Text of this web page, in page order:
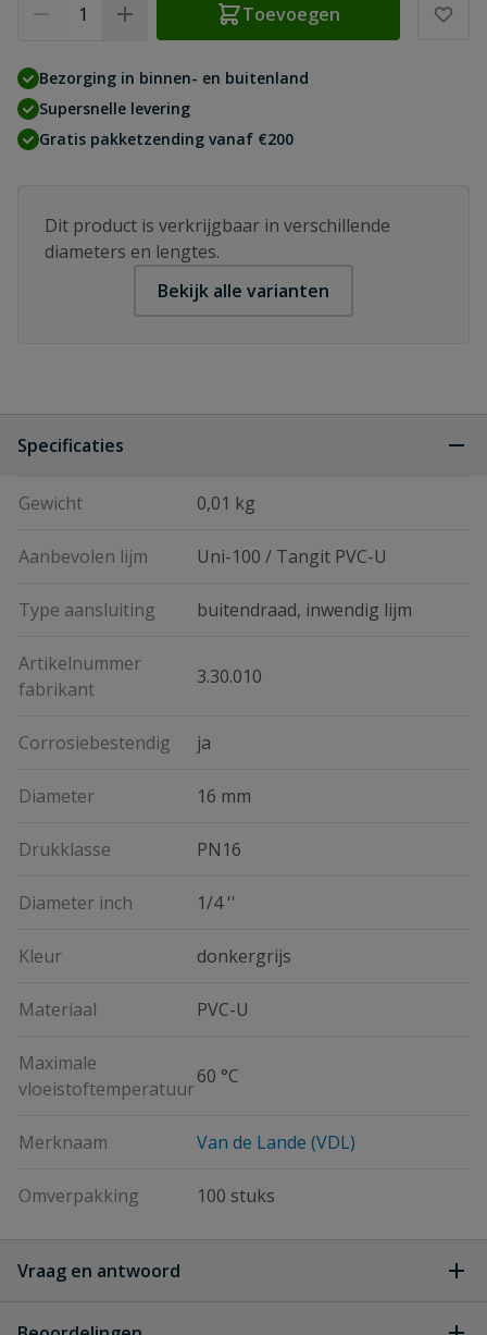
Toevoegen
Bezorging in binnen- en buitenland
Supersnelle levering
Gratis pakketzending vanaf €200
Dit product is verkrijgbaar in verschillende
diameters en lengtes.
Bekijk alle varianten
Specificaties
Gewicht 0,01 kg
Aanbevolen lijm Uni-100 / Tangit PVC-U
Type aansluiting buitendraad, inwendig lijm
Artikelnummer
fabrikant
3.30.010
Corrosiebestendig ja
Diameter 16 mm
Drukklasse PN16
Diameter inch 1/4 ''
Kleur donkergrijs
Materiaal PVC-U
Maximale
vloeistoftemperatuur
60 °C
Merknaam Van de Lande (VDL)
Omverpakking 100 stuks
Vraag en antwoord